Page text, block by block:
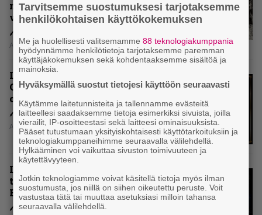
mitenkään täyttää odotuksia. Vai
voiko?
Aki Nuopponen
Levyarvio: Dirkschneider & The
Old Gang -albumista ei aina tiedä,
onko se tosissaan tehty vai ei
Aki Nuopponen
Levyarvio: Onko Steelbound jo
täydellisintä mahdollista Battle
Beastia?
Tarvitsemme suostumuksesi tarjotaksemme
henkilökohtaisen käyttökokemuksen
Me ja huolellisesti valitsemamme88 teknologiakumppania
hyödynnämme henkilötietoja tarjotaksemme paremman
käyttäjäkokemuksen sekä kohdentaaksemme sisältöä ja
mainoksia.
Hyväksymällä suostut tietojesi käyttöön seuraavasti
Käytämme laitetunnisteita ja tallennamme evästeitä
laitteellesi saadaksemme tietoja esimerkiksi sivuista, joilla
vierailit, IP-osoitteestasi sekä laitteesi ominaisuuksista.
Pääset tutustumaan yksityiskohtaisesti käyttötarkoituksiin ja
teknologiakumppaneihimme seuraavalla välilehdellä.
Hylkääminen voi vaikuttaa sivuston toimivuuteen ja
käytettävyyteen.
Jotkin teknologiamme voivat käsitellä tietoja myös ilman
suostumusta, jos niillä on siihen oikeutettu peruste. Voit
vastustaa tätä tai muuttaa asetuksiasi milloin tahansa
seuraavalla välilehdellä.